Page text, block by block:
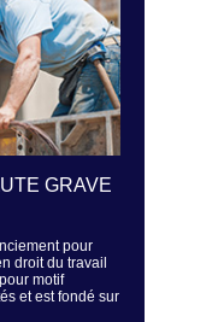
GRAVE
pour
droit du travail
motif
et est fondé sursystème de